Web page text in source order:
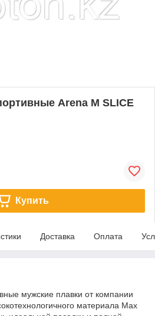
Arena M SLICE
Купить
Доставка Оплата
мужские плавки от компании
материала Max